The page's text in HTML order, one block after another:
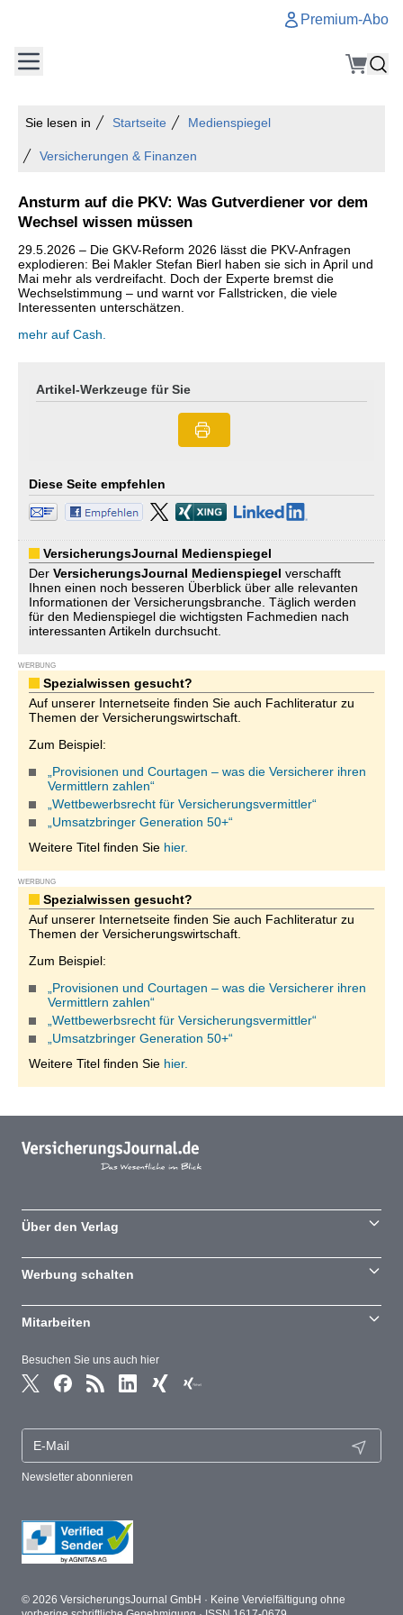
Premium-Abo
Sie lesen in Startseite Medienspiegel
Versicherungen & Finanzen
Ansturm auf die PKV: Was Gutverdiener vor dem
Wechsel wissen müssen
29.5.2026 – Die GKV-Reform 2026 lässt die PKV-Anfragen
explodieren: Bei Makler Stefan Bierl haben sie sich in April und
Mai mehr als verdreifacht. Doch der Experte bremst die
Wechselstimmung – und warnt vor Fallstricken, die viele
Interessenten unterschätzen.
mehr auf Cash.
Artikel-Werkzeuge für Sie
Diese Seite empfehlen
VersicherungsJournal Medienspiegel
Der VersicherungsJournal Medienspiegel verschafft
Ihnen einen noch besseren Überblick über alle relevanten
Informationen der Versicherungsbranche. Täglich werden
für den Medienspiegel die wichtigsten Fachmedien nach
interessanten Artikeln durchsucht.
WERBUNG
Spezialwissen gesucht?
Auf unserer Internetseite finden Sie auch Fachliteratur zu
Themen der Versicherungswirtschaft.
Zum Beispiel:
„Provisionen und Courtagen – was die Versicherer ihren
Vermittlern zahlen“
„Wettbewerbsrecht für Versicherungsvermittler“
„Umsatzbringer Generation 50+“
Weitere Titel finden Sie hier.
WERBUNG
Spezialwissen gesucht?
Auf unserer Internetseite finden Sie auch Fachliteratur zu
Themen der Versicherungswirtschaft.
Zum Beispiel:
„Provisionen und Courtagen – was die Versicherer ihren
Vermittlern zahlen“
„Wettbewerbsrecht für Versicherungsvermittler“
„Umsatzbringer Generation 50+“
Weitere Titel finden Sie hier.
Besuchen Sie uns auch hier
Newsletter abonnieren
Über den Verlag
Werbung schalten
Mitarbeiten
© 2026 VersicherungsJournal GmbH · Keine Vervielfältigung ohne